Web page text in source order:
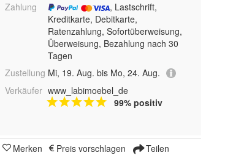
Zahlung
, Lastschrift,
Kreditkarte, Debitkarte,
Ratenzahlung, Sofortüberweisung,
Überweisung, Bezahlung nach 30
Tagen
Zustellung Mi, 19. Aug. bis Mo, 24. Aug.
Verkäufer www_labimoebel_de
99% positiv
Merken Preis vorschlagen Teilen